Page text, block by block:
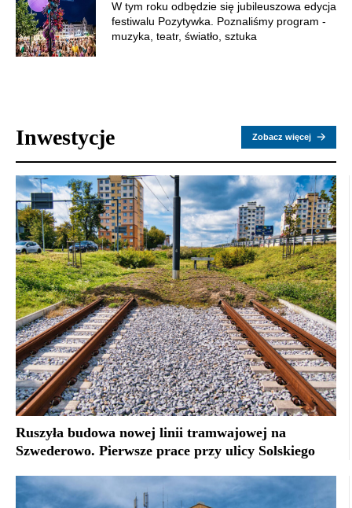
W tym roku odbędzie się jubileuszowa edycja
festiwalu Pozytywka. Poznaliśmy program -
muzyka, teatr, światło, sztuka
Inwestycje Zobacz więcej
Ruszyła budowa nowej linii tramwajowej na
Szwederowo. Pierwsze prace przy ulicy Solskiego